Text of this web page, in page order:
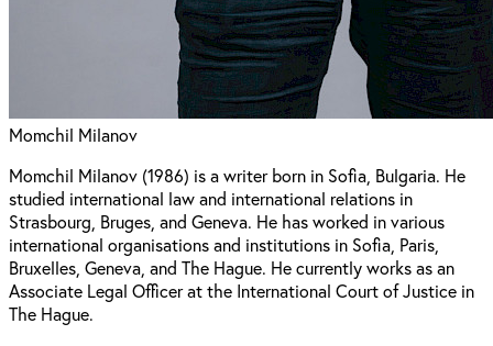
Momchil Milanov
Momchil Milanov (1986) is a writer born in Sofia, Bulgaria. He
studied international law and international relations in
Strasbourg, Bruges, and Geneva. He has worked in various
international organisations and institutions in Sofia, Paris,
Bruxelles, Geneva, and The Hague. He currently works as an
Associate Legal Officer at the International Court of Justice in
The Hague.